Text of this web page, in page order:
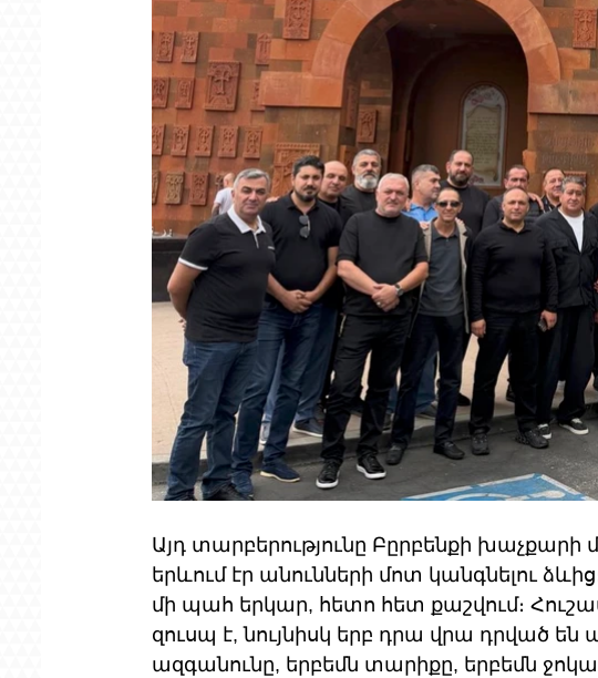
Այդ տարբերությունը Բըրբենքի խաչքարի
երևում էր անունների մոտ կանգնելու
մի պահ երկար, հետո հետ քաշվում։
զուսպ է, նույնիսկ երբ դրա վրա դրված
ազգանունը, երբեմն տարիքը, երբեմն